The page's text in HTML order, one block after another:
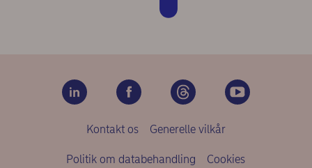
Kontakt os Generelle vilkår
Politik om databehandling Cookies